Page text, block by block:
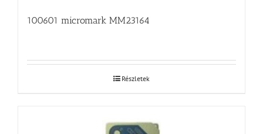
100601 micromark MM23164
Részletek